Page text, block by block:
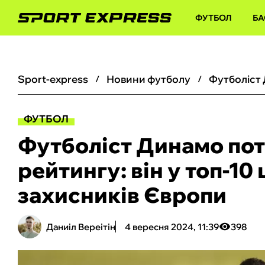
ФУТБОЛ
sport-express новини футболу
ФУТБОЛ
Футболіст Динамо
рейтингу: він у топ-
захисників Європи
Даниіл Вереітін 4 вересня 2024, 11:39 398